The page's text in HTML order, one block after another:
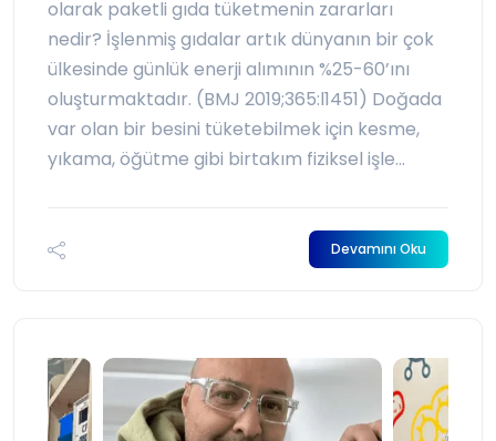
olarak paketli gıda tüketmenin zararları
nedir? İşlenmiş gıdalar artık dünyanın bir çok
ülkesinde günlük enerji alımının %25-60’ını
oluşturmaktadır. (BMJ 2019;365:l1451) Doğada
var olan bir besini tüketebilmek için kesme,
yıkama, öğütme gibi birtakım fiziksel işle...
Devamını Oku